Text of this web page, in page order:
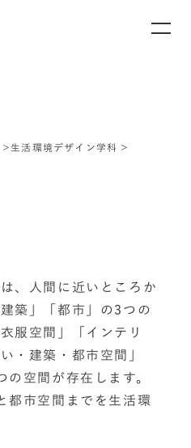
生活環境デザイン学科
、人間に近いところか
築」「都市」の3つの
服空間」「インテリ
・建築・都市空間」
の空間が存在します。
都市空間までを生活環